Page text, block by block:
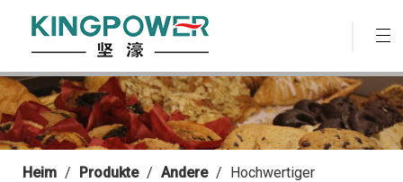
Heim / Produkte / Andere / Hochwertiger